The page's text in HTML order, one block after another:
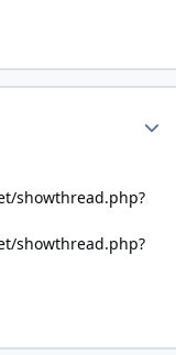
showthread.php?
showthread.php?